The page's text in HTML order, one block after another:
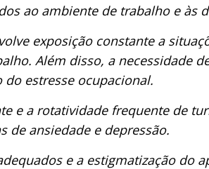
ao ambiente de trabalho e às
exposição constante a
Além disso, a necessidade
estresse ocupacional.
e a rotatividade frequente de
de ansiedade e depressão.
e a estigmatização do